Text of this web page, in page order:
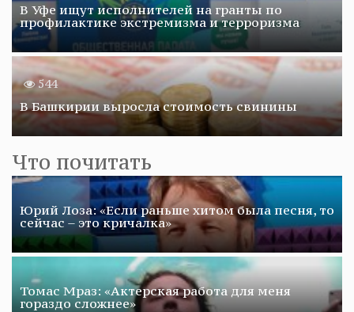
В Уфе ищут исполнителей на гранты по
профилактике экстремизма и терроризма
544
В Башкирии выросла стоимость свинины
Что почитать
Юрий Лоза: «Если раньше хитом была песня, то
сейчас – это кричалка»
Томас Мраз: «Актерская работа для меня
гораздо сложнее»